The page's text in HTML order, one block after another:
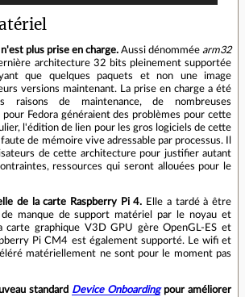
plus prise en charge. Aussi dénommée arm32
architecture 32 bits pleinement supportée
que quelques paquets et non une image
versions maintenant. La prise en charge a été
raisons de maintenance, de nombreuses
Fedora généraient des problèmes pour cette
l'édition de lien pour les gros logiciels de cette
de mémoire vive adressable par processus. Il
de cette architecture pour justifier autant
ressources qui seront allouées pour le
de la carte Raspberry Pi 4. Elle a tardé à être
de manque de support matériel par le noyau et
carte graphique V3D GPU gère OpenGL-ES et
Pi CM4 est également supporté. Le wifi et
matériellement ne sont pour le moment pas
standard Device Onboardingpour améliorer